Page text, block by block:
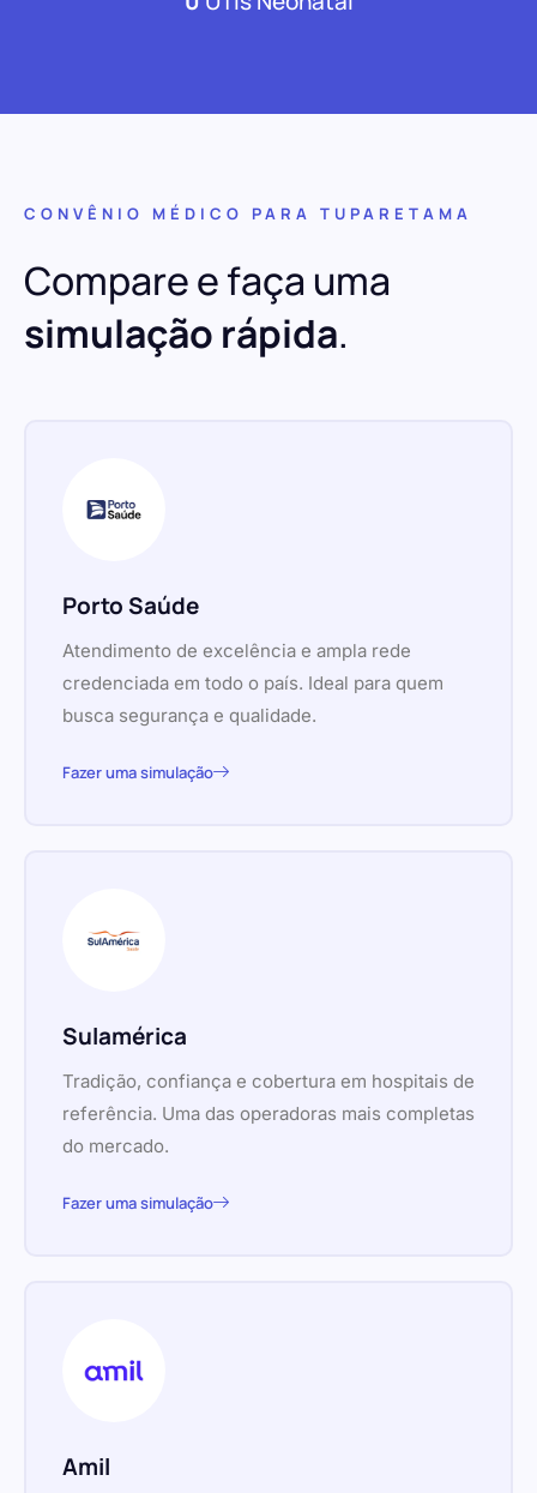
CONVÊNIO MÉDICO PARA TUPARETAMA
Compare e faça uma
simulação rápida.
Porto Saúde
Atendimento de excelência e ampla rede
credenciada em todo o país. Ideal para quem
busca segurança e qualidade.
Fazer uma simulação
Sulamérica
Tradição, confiança e cobertura em hospitais de
referência. Uma das operadoras mais completas
do mercado.
Fazer uma simulação
Amil